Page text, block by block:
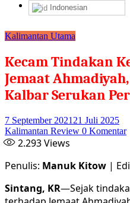
Indonesian
Kalimantan Utama
Kecam Tindakan
Jemaat
Kalbar Serukan
7 September 2021 21 Juli 2025
Kalimantan Review 0 Komentar
2.293Views
Penulis: Manuk Kitow |
Sintang, KR—Sejak